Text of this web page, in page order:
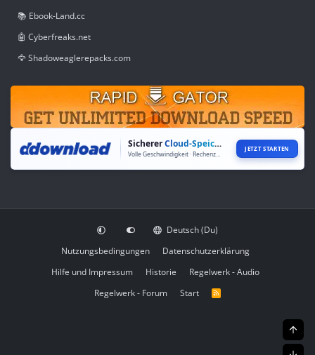
📚 Ebook-Land.cc
🤖 Cyberfreaks.net
🦅 Shadoweaglerepacks.com
SichererCloud-Speicher JETZT STARTEN
Deutsch (Du)
Nutzungsbedingungen
Datenschutzerklärung
Hilfe und Impressum
Historie
Regelwerk - Audio
Regelwerk - Forum
Start
R